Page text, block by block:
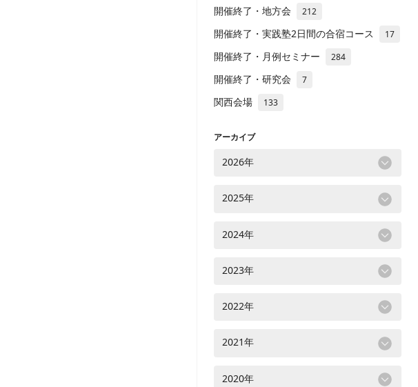
開催終了・地方会 212
開催終了・実践塾2日間の合宿コース 17
開催終了・月例セミナー 284
開催終了・研究会 7
関西会場 133
アーカイブ
2026年
2025年
2024年
2023年
2022年
2021年
2020年